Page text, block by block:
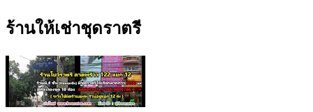
ร้านให้เช่าชุดราตรี